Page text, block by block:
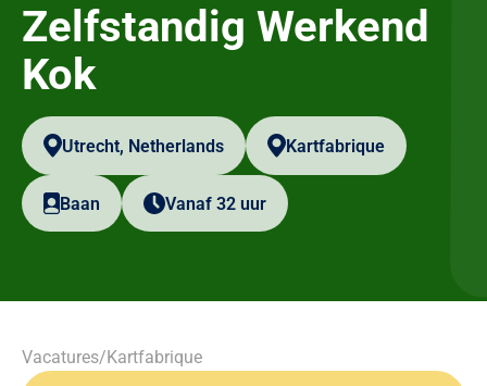
Zelfstandig Werkend
Kok
Utrecht, Netherlands Kartfabrique
Baan Vanaf 32 uur
Vacatures/Kartfabrique